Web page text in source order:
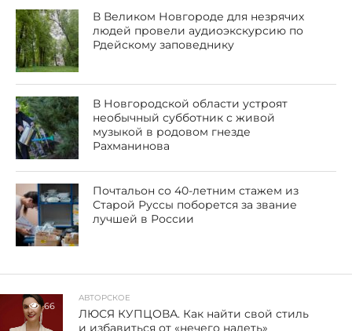
В Великом Новгороде для незрячих
людей провели аудиоэкскурсию по
Рдейскому заповеднику
В Новгородской области устроят
необычный субботник с живой
музыкой в родовом гнезде
Рахманинова
Почтальон со 40-летним стажем из
Старой Руссы поборется за звание
лучшей в России
66
АВТОРСКОЕ
ЛЮСЯ КУПЦОВА. Как найти свой стиль
и избавиться от «нечего надеть»